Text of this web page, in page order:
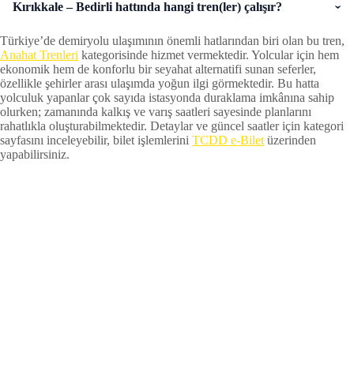
Kırıkkale – Bedirli hattında hangi tren(ler) çalışır?
Türkiye’de demiryolu ulaşımının önemli hatlarından biri olan bu tren,
Anahat Trenleri kategorisinde hizmet vermektedir. Yolcular için hem
ekonomik hem de konforlu bir seyahat alternatifi sunan seferler,
özellikle şehirler arası ulaşımda yoğun ilgi görmektedir. Bu hatta
yolculuk yapanlar çok sayıda istasyonda duraklama imkânına sahip
olurken; zamanında kalkış ve varış saatleri sayesinde planlarını
rahatlıkla oluşturabilmektedir. Detaylar ve güncel saatler için kategori
sayfasını inceleyebilir, bilet işlemlerini TCDD e-Bilet üzerinden
yapabilirsiniz.